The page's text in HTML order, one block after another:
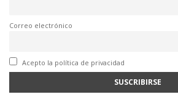
Correo electrónico
Acepto la política de privacidad